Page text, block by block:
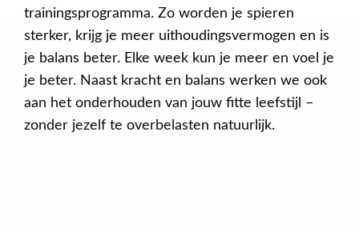
trainingsprogramma. Zo worden je spieren
sterker, krijg je meer uithoudingsvermogen en is
je balans beter. Elke week kun je meer en voel je
je beter. Naast kracht en balans werken we ook
aan het onderhouden van jouw fitte leefstijl –
zonder jezelf te overbelasten natuurlijk.